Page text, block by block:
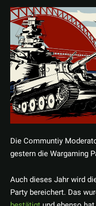
Die Communtiy
gestern die Wargaming
Auch dieses Jahr wird
Party bereichert. Das